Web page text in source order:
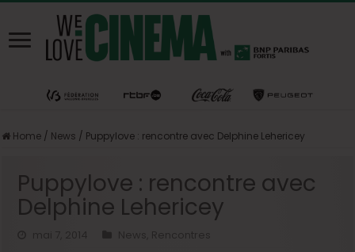
Home / News / Puppylove : rencontre avec Delphine Lehericey
Puppylove : rencontre avec
Delphine Lehericey